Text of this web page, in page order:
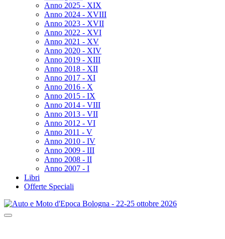
Anno 2025 - XIX
Anno 2024 - XVIII
Anno 2023 - XVII
Anno 2022 - XVI
Anno 2021 - XV
Anno 2020 - XIV
Anno 2019 - XIII
Anno 2018 - XII
Anno 2017 - XI
Anno 2016 - X
Anno 2015 - IX
Anno 2014 - VIII
Anno 2013 - VII
Anno 2012 - VI
Anno 2011 - V
Anno 2010 - IV
Anno 2009 - III
Anno 2008 - II
Anno 2007 - I
Libri
Offerte Speciali